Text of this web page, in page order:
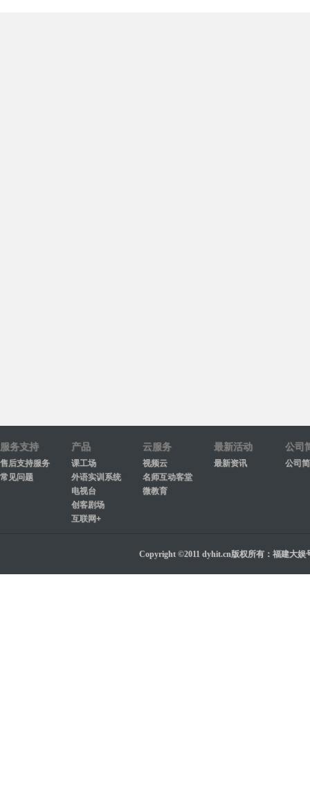
服务支持
售后支持服务
常见问题
产品
课工场
外语实训系统
电视台
创客剧场
互联网+
云服务
视频云
名师互动客堂
微教育
最新活动
最新资讯
公司
公司
Copyright ©2011 dyhit.cn版权所有：福建大娱